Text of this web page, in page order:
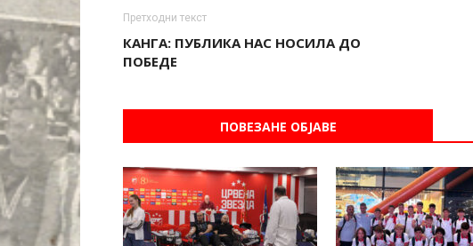
Претходни текст
КАНГА: ПУБЛИКА НАС НОСИЛА ДО
ПОБЕДЕ
ПОВЕЗАНЕ ОБЈАВЕ